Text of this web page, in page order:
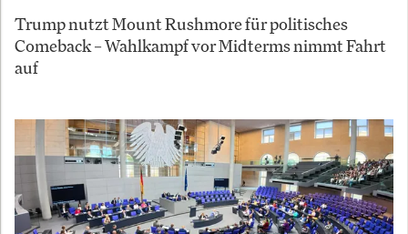
Trump nutzt Mount Rushmore für politisches
Comeback – Wahlkampf vor Midterms nimmt Fahrt
auf